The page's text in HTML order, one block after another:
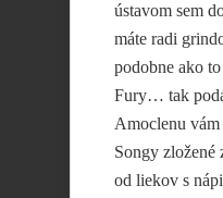
ústavom sem
máte radi
podobne ako
Fury… tak
Amoclenu
Songy
od liekov s